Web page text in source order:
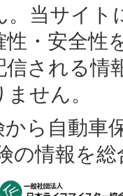
。当サイ
性・安全性
される情
せん。
ら自動車
の情報を